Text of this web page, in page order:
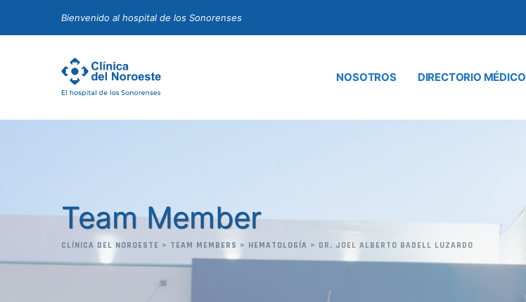
Bienvenido al hospital de los Sonorenses
NOSOTROS DIRECTORIO MÉDICO
Team Member
CLÍNICA DEL NOROESTE > TEAM MEMBERS > HEMATOLOGÍA > DR. JOEL ALBERTO BADELL LUZARDO